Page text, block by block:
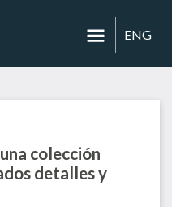
ENG
colección
detalles y